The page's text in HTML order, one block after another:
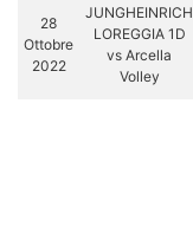
28
Ottobre
2022
JUNGHEINRICH
LOREGGIA 1D
vs Arcella
Volley